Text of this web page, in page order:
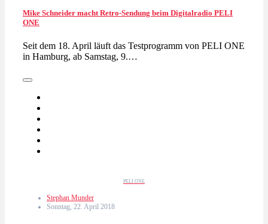
Mike Schneider macht Retro-Sendung beim Digitalradio PELI
ONE
Seit dem 18. April läuft das Testprogramm von PELI ONE
in Hamburg, ab Samstag, 9.…
PELI ONE
Stephan Munder
Sonntag, 22. April 2018